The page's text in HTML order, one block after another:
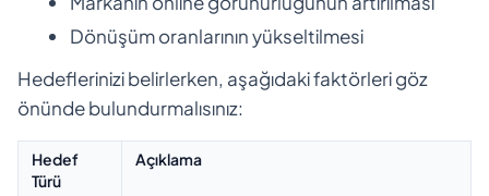
Dönüşüm oranlarının yükseltilmesi
Hedeflerinizi belirlerken, aşağıdaki faktörleri göz
önünde bulundurmalısınız:
Hedef
Türü
Açıklama